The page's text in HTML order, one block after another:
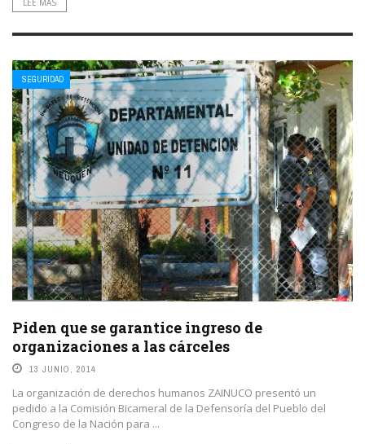
LEE MAS
SEGURIDAD
Piden que se garantice ingreso de
organizaciones a las cárceles
13 JUNIO, 2014
La organización de derechos humanos ZAINUCO presentó un
pedido a la Comisión Bicameral de la Defensoría del Pueblo del
Congreso de la Nación para ...